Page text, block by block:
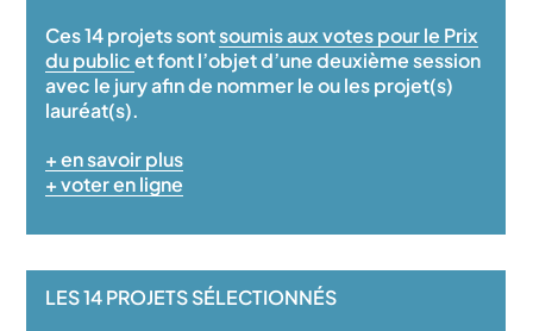
Ces 14 projets sontsoumis aux votes pour le Prix
du publicet font l’objet d’une deuxième session
avec le jury afin de nommer le ou les projet(s)
lauréat(s).
+ en savoir plus
+ voter en ligne
LES 14 PROJETS SÉLECTIONNÉS